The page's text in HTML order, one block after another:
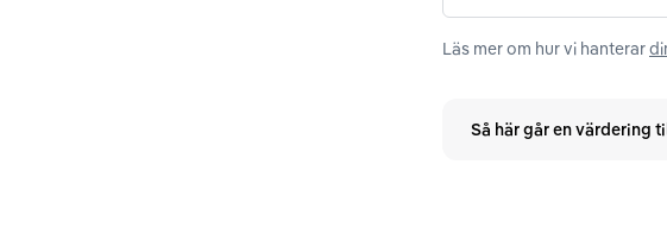
Läs mer om hur vi hanterar
Så här går en värdering